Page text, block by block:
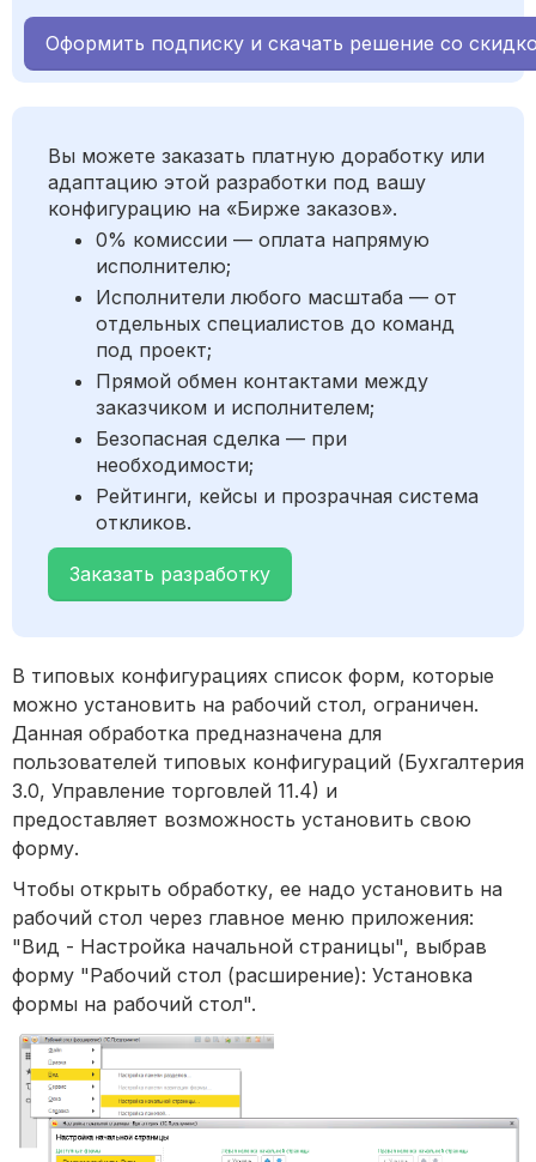
Оформить подписку и скачать решение со
Вы можете заказать платную доработку или
адаптацию этой разработки под вашу
конфигурацию на «Бирже заказов».
0% комиссии — оплата напрямую
исполнителю;
Исполнители любого масштаба — от
отдельных специалистов до команд
под проект;
Прямой обмен контактами между
заказчиком и исполнителем;
Безопасная сделка — при
необходимости;
Рейтинги, кейсы и прозрачная система
откликов.
Заказать разработку
В типовых конфигурациях список форм, которые
можно установить на рабочий стол, ограничен.
Данная обработка предназначена для
пользователей типовых конфигураций (Бухгалтерия
3.0, Управление торговлей 11.4) и
предоставляет возможность установить свою
форму.
Чтобы открыть обработку, ее надо установить на
рабочий стол через главное меню приложения:
"Вид - Настройка начальной страницы", выбрав
форму "Рабочий стол (расширение): Установка
формы на рабочий стол".